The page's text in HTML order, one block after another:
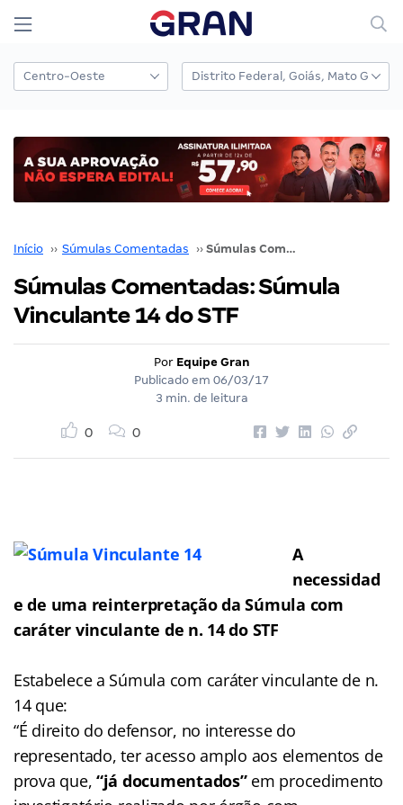
Início ›› Súmulas Comentadas ›› Súmulas Comentadas: Súmula Vinculante 14 do STF
Súmulas Comentadas: Súmula
Vinculante 14 do STF
Por Equipe Gran
Publicado em 06/03/17
3 min. de leitura
0 0
A
necessidad
e de uma reinterpretação da Súmula com
caráter vinculante de n. 14 do STF
Estabelece a Súmula com caráter vinculante de n.
14 que:
“É direito do defensor, no interesse do
representado, ter acesso amplo aos elementos de
prova que,“já documentados”em procedimento